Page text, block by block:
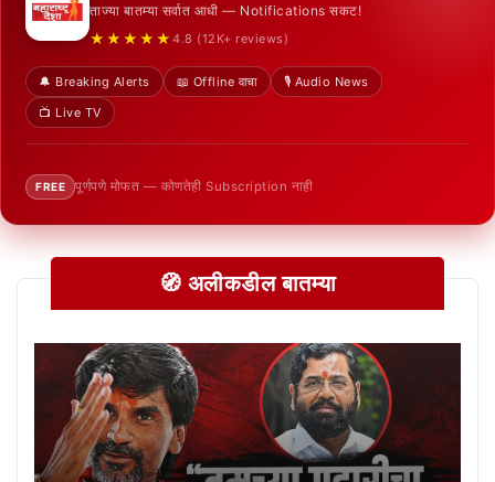
ताज्या बातम्या सर्वात आधी — Notifications सकट!
★★★★★ 4.8 (12K+ reviews)
🔔 Breaking Alerts 📖 Offline वाचा
🎙️ Audio News
📺 Live TV
FREE पूर्णपणे मोफत — कोणतेही Subscription नाही
🧭 अलीकडील बातम्या